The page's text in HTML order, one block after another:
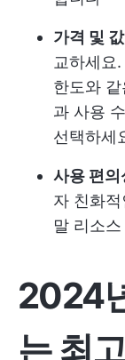
가격 및
교하세요
한도와
과 사용
선택하세
사용 편의
자 친화
말 리소
2024
는 최